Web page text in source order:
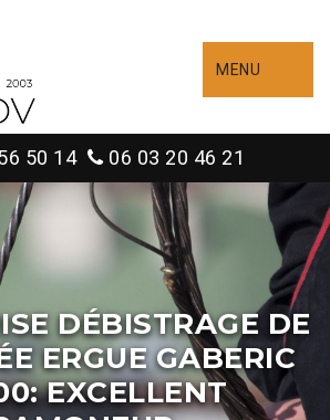
MENU
50 14 06 03 20 46 21
DÉBISTRAGE DE
ERGUE GABERIC
EXCELLENT